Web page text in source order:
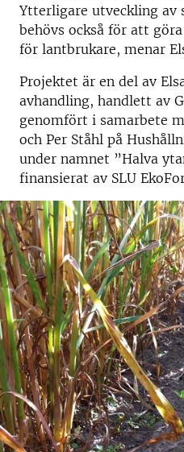
Ytterligare utveckling av
behövs också för att
för lantbrukare, menar
Projektet är en del av
avhandling, handlett av
genomfört i samarbete
och Per Ståhl på
under namnet ”Halva
finansierat av SLU